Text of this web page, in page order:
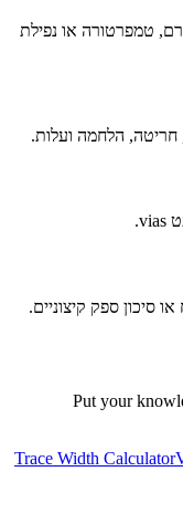
טמפרטורה או נפילת
סיכון ספק קיצוניים.
Put your
Trace Width Calculator